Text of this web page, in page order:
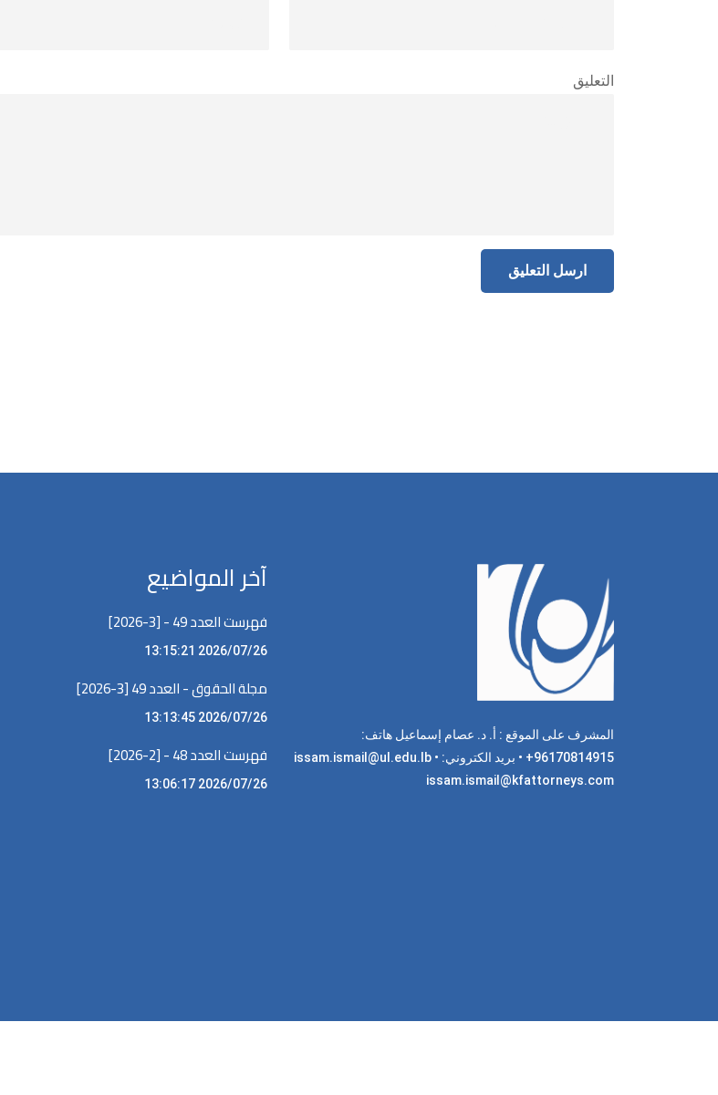
التعليق
المشرف على الموقع : أ. د. عصام إسماعيل هاتف:
96170814915+ • بريد الكتروني: issam.ismail@ul.edu.lb •
issam.ismail@kfattorneys.com
آخر المواضيع
فهرست العدد 49 - [3-2026]
2026/07/26 13:15:21
مجلة الحقوق - العدد 49 [3-2026]
2026/07/26 13:13:45
فهرست العدد 48 - [2-2026]
2026/07/26 13:06:17